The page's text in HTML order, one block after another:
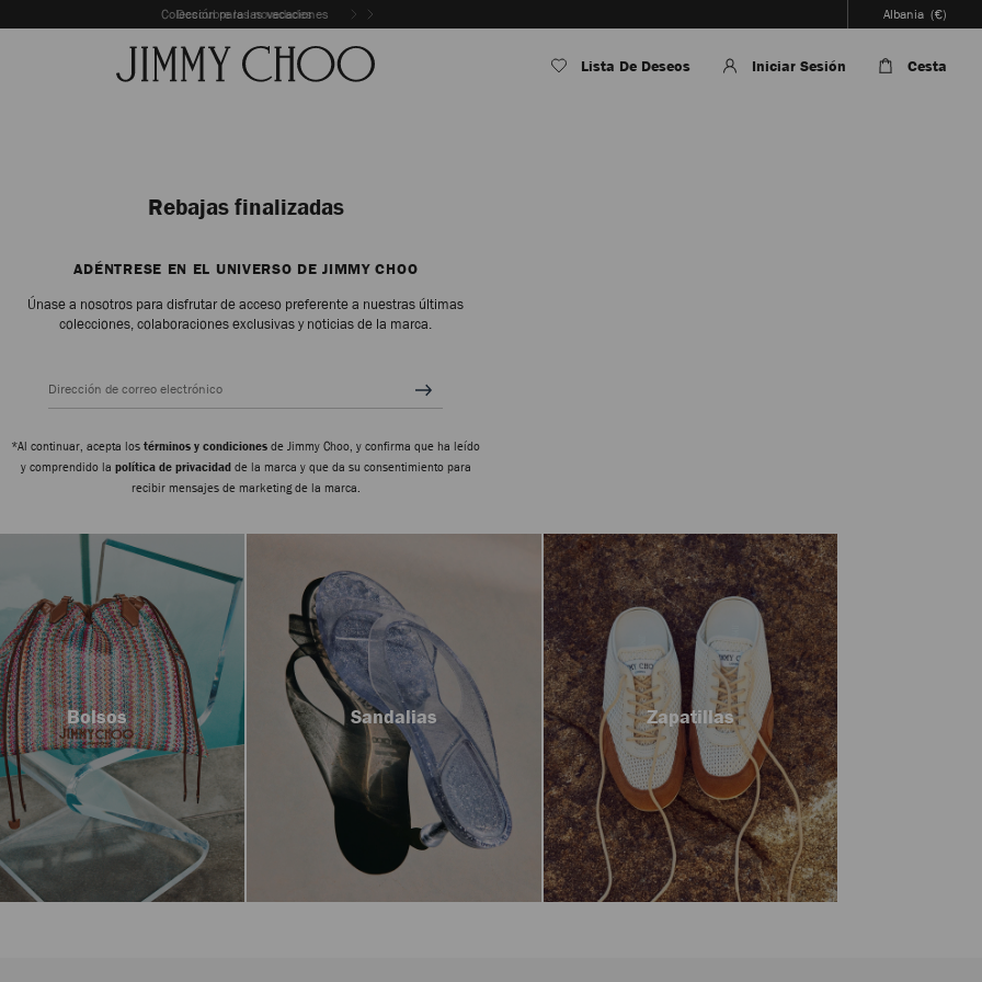
Descubre las novedades
Colección para las vacaciones Albania (€)
Lista De Deseos Iniciar Sesión Cesta
Rebajas finalizadas
ADÉNTRESE EN EL UNIVERSO DE JIMMY CHOO
Únase a nosotros para disfrutar de acceso preferente a nuestras últimas
colecciones, colaboraciones exclusivas y noticias de la marca.
Dirección de correo electrónico
*Al continuar, acepta los términos y condiciones de Jimmy Choo, y confirma que ha leído
y comprendido la política de privacidadde la marca y que da su consentimiento para
recibir mensajes de marketing de la marca.
Bolsos Sandalias Zapatillas